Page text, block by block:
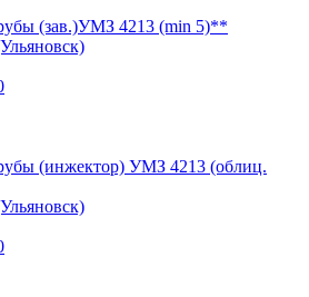
(зав.)УМЗ 4213 (min 5)**
(инжектор) УМЗ 4213 (облиц.